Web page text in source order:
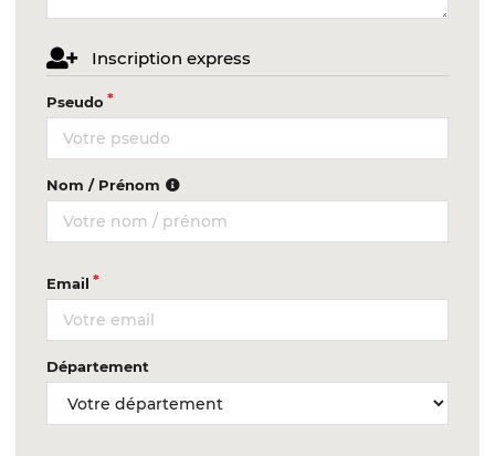
Inscription express
Pseudo
Nom / Prénom
Email
Département